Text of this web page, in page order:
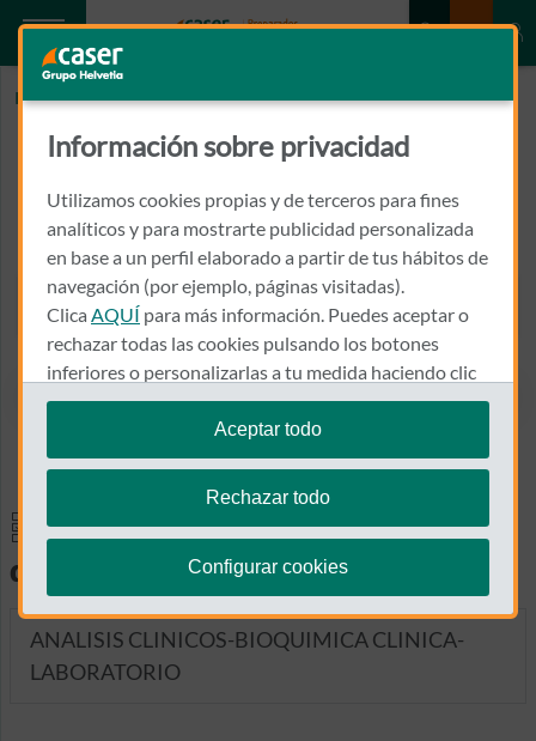
Inicio LABORATORIO HOSPITAL 4
LABORATORIO HOSPITAL 4
46600 - ALZIRA
962 401 833
Llamar a LABORATORIO
Ver el mapa en Google Maps
Especialidades y pruebas
diagnósticas
ANALISIS CLINICOS-BIOQUIMICA CLINICA-
LABORATORIO
Información sobre privacidad
Utilizamos cookies propias y de terceros para fines
analíticos y para mostrarte publicidad personalizada
en base a un perfil elaborado a partir de tus hábitos de
navegación (por ejemplo, páginas visitadas).
Clica AQUÍ para más información. Puedes aceptar o
rechazar todas las cookies pulsando los botones
inferiores o personalizarlas a tu medida haciendo clic
en"configurar cookies".
Te recordamos que puedes modificar tus ajustes de
cookies en cualquier momento en la sección
Aceptar todo
Rechazar todo
Configurar cookies